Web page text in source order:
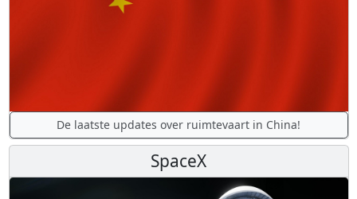
De laatste updates over ruimtevaart in China!
SpaceX